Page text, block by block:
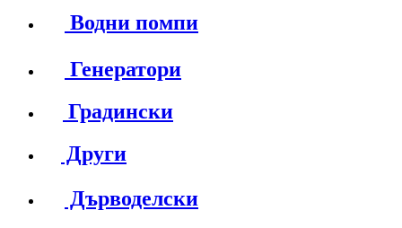
Водни помпи
Генератори
Градински
Други
Дърводелски